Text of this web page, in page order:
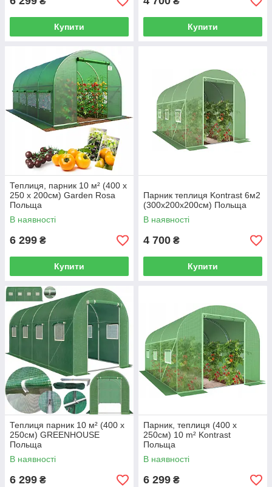
Купити Купити
Теплиця, парник 10 м² (400 x
250 х 200см) Garden Rosa
Польща
В наявності
6 299 ₴
Купити
Парник теплиця Kontrast 6м2
(300х200х200см) Польща
В наявності
4 700 ₴
Купити
Теплиця парник 10 м² (400 x
250см) GREENHOUSE
Польща
В наявності
6 299 ₴
Парник, теплиця (400 x
250см) 10 m² Kontrast
Польща
В наявності
6 299 ₴